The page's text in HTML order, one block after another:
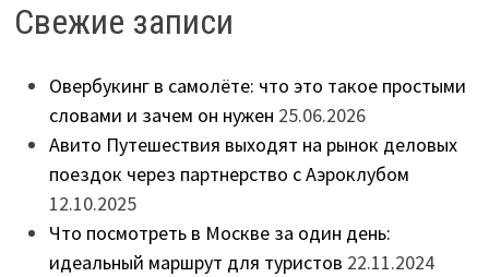
Свежие записи
Овербукинг в самолёте: что это такое простыми
словами и зачем он нужен 25.06.2026
Авито Путешествия выходят на рынок деловых
поездок через партнерство с Аэроклубом
12.10.2025
Что посмотреть в Москве за один день:
идеальный маршрут для туристов 22.11.2024